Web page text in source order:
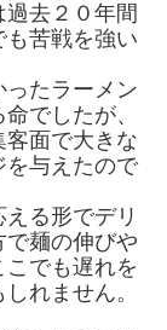
去２０年間
苦戦を強い
ったラーメン
でしたが、
客面で大きな
を与えたので
る形でデリ
麺の伸びや
でも遅れを
れません。